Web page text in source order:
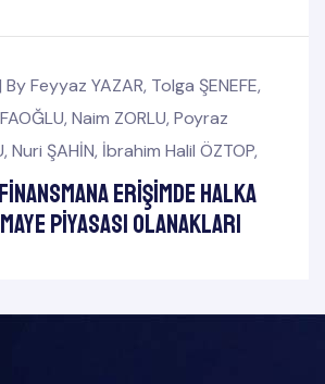
ByFeyyaz YAZAR, Tolga ŞENEFE,
, Naim ZORLU, Poyraz
, Nuri ŞAHİN, İbrahim Halil ÖZTOP,
Erişimde Halka
Piyasası Olanakları